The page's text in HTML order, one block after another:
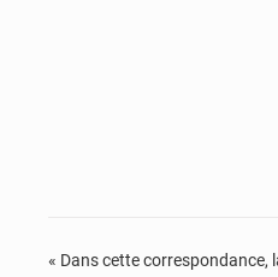
« Dans cette correspondance,